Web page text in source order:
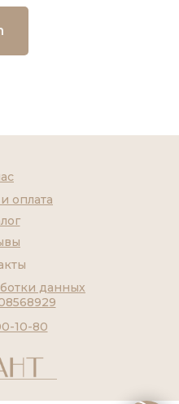
10-80
оплата
данных